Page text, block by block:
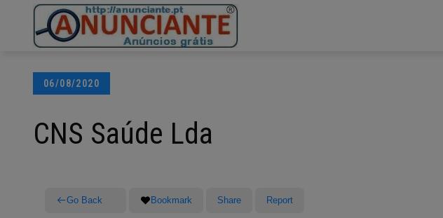
Posted
06/08/2020
CNS Saúde Lda
Go Back Bookmark Share Report